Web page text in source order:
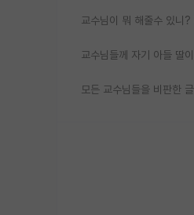
교수님이 뭐 해줄수 있니
교수님들께 자기 아들 딸
모든 교수님들을 비판한